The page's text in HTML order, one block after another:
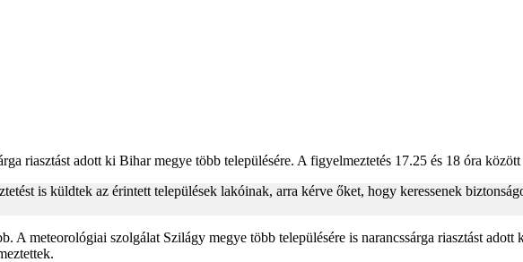
riasztást adott ki Bihar megye több településére. A figyelmeztetés 17.25 és 18 óra
is küldtek az érintett települések lakóinak, arra kérve őket, hogy keressenek
A meteorológiai szolgálat Szilágy megye több településére is narancssárga riasztást